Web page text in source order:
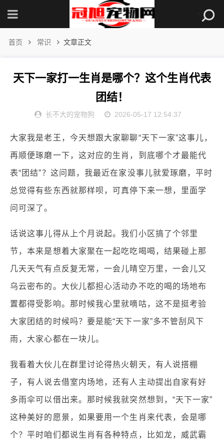
首页 常识 文章正文
天下一家打一生肖是哪个？这个生肖代表
团结！
长不大的宠物狗 2026-05-17 12:54:37
大家我是老王，今天想跟大家聊聊“天下一家”这事儿，
再顺便琢磨一下，这对应的生肖，到底哪个才最能代
表“团结”？这问题，我最近在家没事儿就爱琢磨，平时
总觉得有些东西就那样呗，可真停下来一想，里面学
问可深了。
话说这事儿得从上个月说起。我们小区搞了个邻里
节，本来是想着大家聚在一起吃吃喝喝，结果碰上那
几天天气有点反复无常，一会儿晴空万里，一会儿又
乌云密布的。大伙儿都担心活动办不吃的喝的场地布
置都得受影响。那时候我心里就嘀咕，这不是挺考验
大家团结的时候吗？要是能“天下一家”多不管刮风下
雨，大家心都在一块儿。
我看着大伙儿在群里讨论得热火朝天，有人说搭棚
子，有人说去借室内场地，还有人主动提出自家有好
多雨伞可以借出来。那时候我就突然想到，“天下一家”
这种美好的愿景，如果要用一个生肖来代表，会是哪
个？平时咱们都说生肖有各种特点，比如龙，威武霸